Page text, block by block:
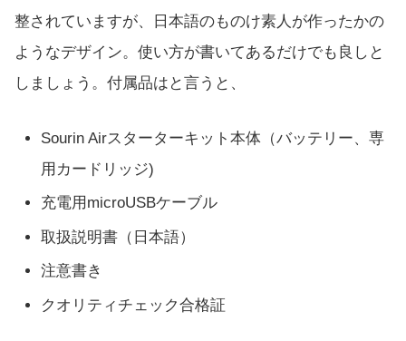
整されていますが、日本語のものけ素人が作ったかの
ようなデザイン。使い方が書いてあるだけでも良しと
しましょう。付属品はと言うと、
Sourin Airスターターキット本体（バッテリー、専
用カードリッジ)
充電用microUSBケーブル
取扱説明書（日本語）
注意書き
クオリティチェック合格証